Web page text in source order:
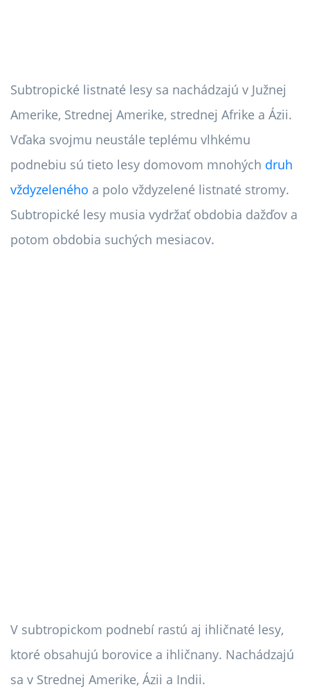
Subtropické listnaté lesy sa nachádzajú v Južnej
Amerike, Strednej Amerike, strednej Afrike a Ázii.
Vďaka svojmu neustále teplému vlhkému
podnebiu sú tieto lesy domovom mnohých druh
vždyzeleného a polo vždyzelené listnaté stromy.
Subtropické lesy musia vydržať obdobia dažďov a
potom obdobia suchých mesiacov.
V subtropickom podnebí rastú aj ihličnaté lesy,
ktoré obsahujú borovice a ihličnany. Nachádzajú
sa v Strednej Amerike, Ázii a Indii.